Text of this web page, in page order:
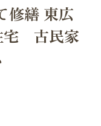
修繕 東広
古民家